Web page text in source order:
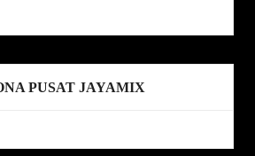
PUSAT JAYAMIX